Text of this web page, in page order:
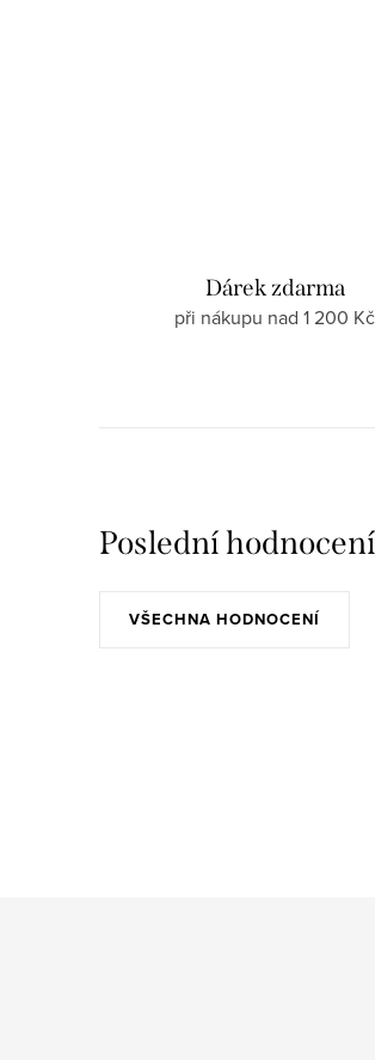
Dárek zdarma
při nákupu nad 1 200 Kč
Poslední hodnocení
VŠECHNA HODNOCENÍ